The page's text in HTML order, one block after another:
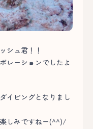
シュ君！！
レーションでしたよ
イビングとなりまし
しみですねー(^^)/